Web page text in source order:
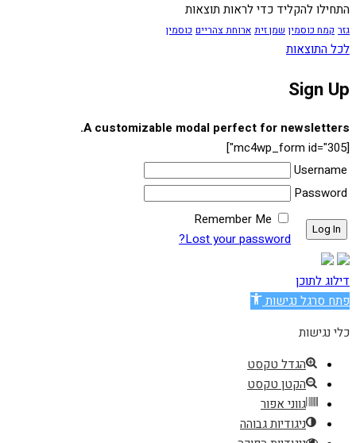
התחילו להקליד כדי לראות תוצאות
גזר קמח כוסמין שמן זית ארוחת צהריים כוסמין
לכל התוצאות
Sign Up
A customizable modal perfect for newsletters.
[mc4wp_form id="305"]
Username
Password
Remember Me
Lost your password?
דילוג לתוכן
פתח סרגל נגישות
כלי נגישות
הגדל טקסט
הקטן טקסט
גווני אפור
ניגודיות גבוהה